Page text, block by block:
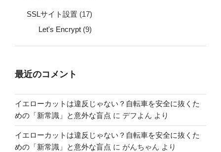
SSLサイト設置 (17)
Let's Encrypt (9)
最近のコメント
イエローカットは違反じゃない？自転車を安全に抜くた
めの「新常識」と意外な盲点 に デフよん より
イエローカットは違反じゃない？自転車を安全に抜くた
めの「新常識」と意外な盲点 に がんちゃん より